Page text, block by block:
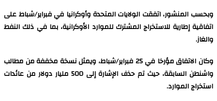
وبحسب المنشور، اتفقت الولايات المتحدة وأوكرانيا في فبراير/شباط على
اتفاقية إطارية للاستخراج المشترك للموارد الأوكرانية، بما في ذلك النفط
والغاز.
وكان الاتفاق مؤرخا في 25 فبراير/شباط، ويمثل نسخة مخففة من مطالب
واشنطن السابقة، حيث تم حذف الإشارة إلى 500 مليار دولار من عائدات
استخراج الموارد.